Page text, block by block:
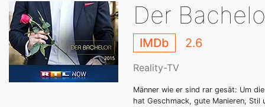
Der
IMDb 2.6
Reality-TV
Männer wie er sind rar gesät: Um
hat Geschmack, gute Manieren,